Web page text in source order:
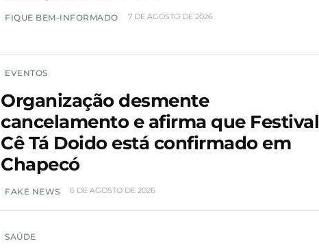
FIQUE BEM-INFORMADO 7 DE AGOSTO DE 2026
EVENTOS
Organização desmente
cancelamento e afirma que Festival
Cê Tá Doido está confirmado em
Chapecó
FAKE NEWS 6 DE AGOSTO DE 2026
SAÚDE